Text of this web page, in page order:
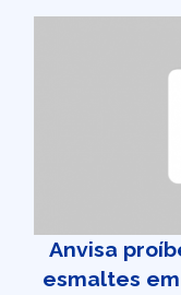
Anvisa
esmaltes